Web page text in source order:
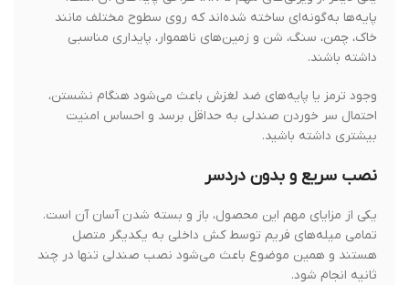
پایه‌ها به‌گونه‌ای ساخته شده‌اند که روی سطوح مختلف مانند
خاک، چمن، سنگ، شن و زمین‌های ناهموار، پایداری مناسبی
داشته باشند.
وجود ترمز یا پایه‌های ضد لغزش باعث می‌شود هنگام نشستن،
احتمال سر خوردن صندلی به حداقل برسد و احساس امنیت
بیشتری داشته باشید.
نصب سریع و بدون دردسر
یکی از مزایای مهم این محصول، باز و بسته شدن آسان آن است.
تمامی میله‌های فریم توسط کش داخلی به یکدیگر متصل
هستند و همین موضوع باعث می‌شود نصب صندلی تنها در چند
ثانیه انجام شود.